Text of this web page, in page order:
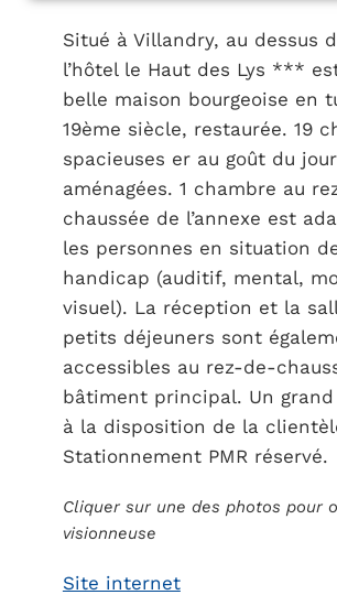
Situé à Villandry, au dessus
l’hôtel le Haut des Lys ***
belle maison bourgeoise en
19ème siècle, restaurée. 19
spacieuses er au goût du
aménagées. 1 chambre au
chaussée de l’annexe est
les personnes en situation
handicap (auditif, mental,
visuel). La réception et la
petits déjeuners sont
accessibles au rez-de-
bâtiment principal. Un
à la disposition de la
Stationnement PMR réservé.
Cliquer sur une des photos pour
visionneuse
Site internet